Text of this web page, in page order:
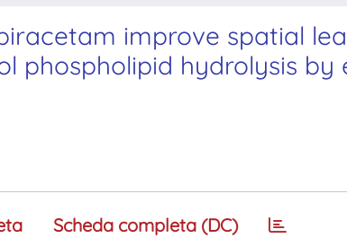
improve spatial
phospholipid hydrolysis
Scheda completa (DC)